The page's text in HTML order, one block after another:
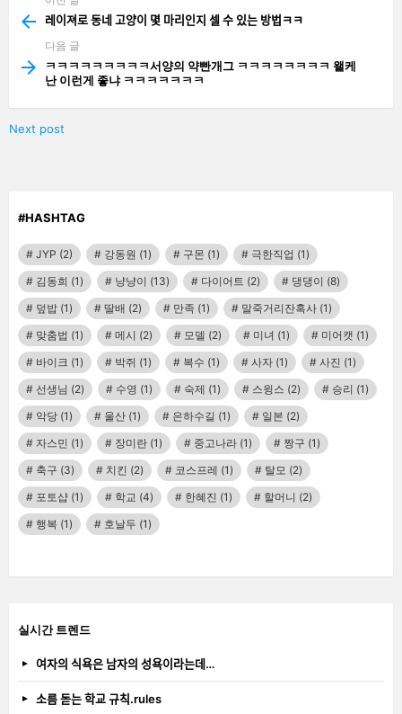
more 레이져로 동네 고양이 몇 마리인지 셀 수 있는 방법ㅋㅋ
다음 글
ㅋㅋㅋㅋㅋㅋㅋㅋㅋ서양의 약빤개그 ㅋㅋㅋㅋㅋㅋㅋㅋ 왤케
난 이런게 좋냐 ㅋㅋㅋㅋㅋㅋㅋ
Next post
#HASHTAG
JYP (2) 강동원 (1) 구몬 (1) 극한직업 (1)
김동희 (1) 냥냥이 (13) 다이어트 (2) 댕댕이 (8)
덮밥 (1) 딸배 (2) 만족 (1) 말죽거리잔혹사 (1)
맞춤법 (1) 메시 (2) 모델 (2) 미녀 (1) 미어캣 (1)
바이크 (1) 박쥐 (1) 복수 (1) 사자 (1) 사진 (1)
선생님 (2) 수영 (1) 숙제 (1) 스윙스 (2) 승리 (1)
악당 (1) 울산 (1) 은하수길 (1) 일본 (2)
자스민 (1) 장미란 (1) 중고나라 (1) 짱구 (1)
축구 (3) 치킨 (2) 코스프레 (1) 탈모 (2)
포토샵 (1) 학교 (4) 한혜진 (1) 할머니 (2)
행복 (1) 호날두 (1)
실시간 트렌드
여자의 식욕은 남자의 성욕이라는데…
소름 돋는 학교 규칙.rules